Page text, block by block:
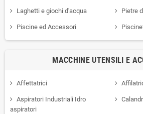
Laghetti e giochi d'acqua Pietre
Piscine ed Accessori
MACCHINE UTENSILI E
Affettatrici
Aspiratori Industriali Idro
aspiratori